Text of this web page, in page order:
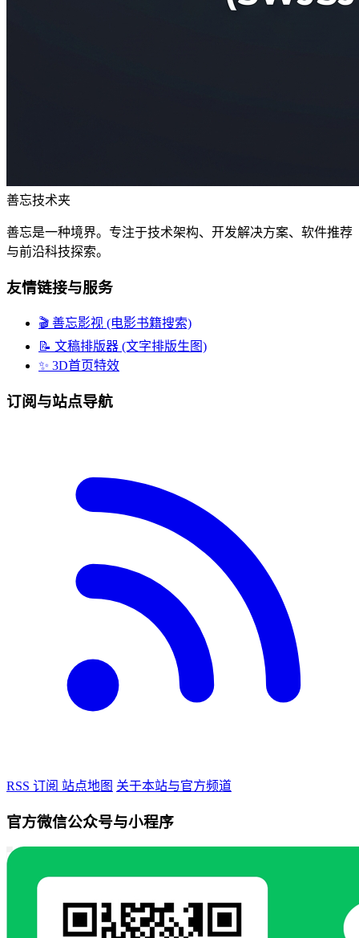
善忘技术夹
善忘是一种境界。专注于技术架构、开发解决方案、软件推荐
与前沿科技探索。
友情链接与服务
🎬 善忘影视 (电影书籍搜索)
📝 文稿排版器 (文字排版生图)
✨ 3D首页特效
订阅与站点导航
RSS 订阅 站点地图 关于本站与官方频道
官方微信公众号与小程序